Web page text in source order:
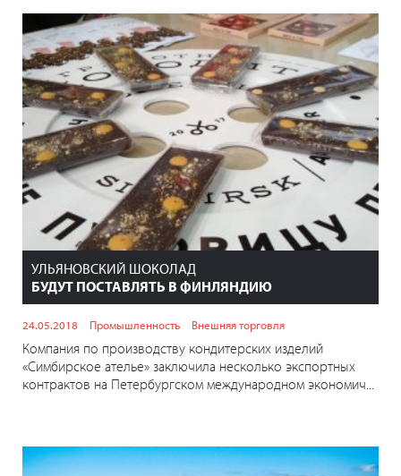
УЛЬЯНОВСКИЙ ШОКОЛАД
БУДУТ ПОСТАВЛЯТЬ В ФИНЛЯНДИЮ
24.05.2018 Промышленность Внешняя торговля
Компания по производству кондитерских изделий
«Симбирское ателье» заключила несколько экспортных
контрактов на Петербургском международном экономич...